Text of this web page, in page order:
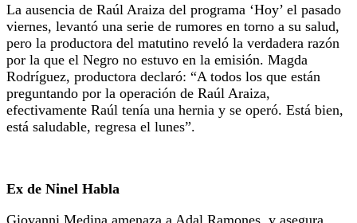
La ausencia de Raúl Araiza del programa ‘Hoy’ el pasado
viernes, levantó una serie de rumores en torno a su salud,
pero la productora del matutino reveló la verdadera razón
por la que el Negro no estuvo en la emisión. Magda
Rodríguez, productora declaró: “A todos los que están
preguntando por la operación de Raúl Araiza,
efectivamente Raúl tenía una hernia y se operó. Está bien,
está saludable, regresa el lunes”.
Ex de Ninel Habla
Giovanni Medina amenaza a Adal Ramones, y asegura